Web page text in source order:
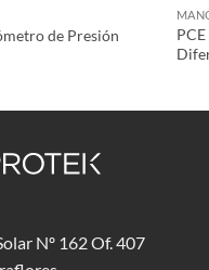
de Presión
Nº 162 Of. 407